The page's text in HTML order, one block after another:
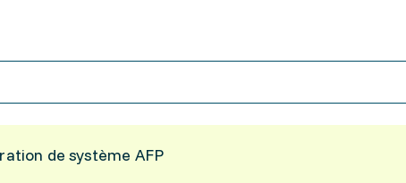
de système AFP